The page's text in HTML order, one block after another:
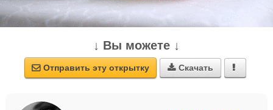
↓ Вы можете ↓
 Отправить эту открытку  Скачать 